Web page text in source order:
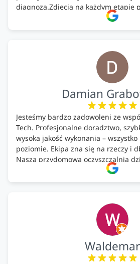
diagnoza.Zdjęcia na każdym etapie
doradztwo.Dobrze wyszkoleni i
Podsumowując ekipa na wysokim
Damian
Jesteśmy bardzo zadowoleni ze
Tech. Profesjonalne doradztwo,
wysoka jakość wykonania –
poziomie. Ekipa zna się na rzeczy i
Nasza przydomowa oczyszczalnia
całość została wykonana zgodnie z
ustaleniami. Z czystym sumieniem
ekologicznych rozwiązań!🍀
Waldemar